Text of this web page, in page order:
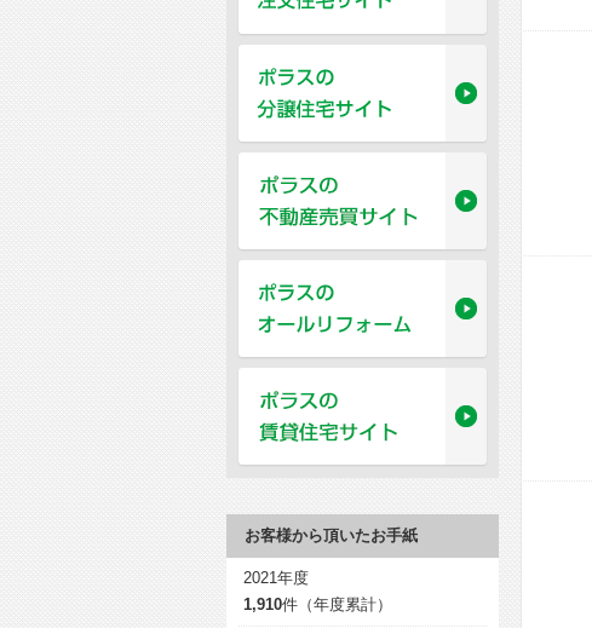
お客様から頂いたお手紙
2021年度
1,910件（年度累計）